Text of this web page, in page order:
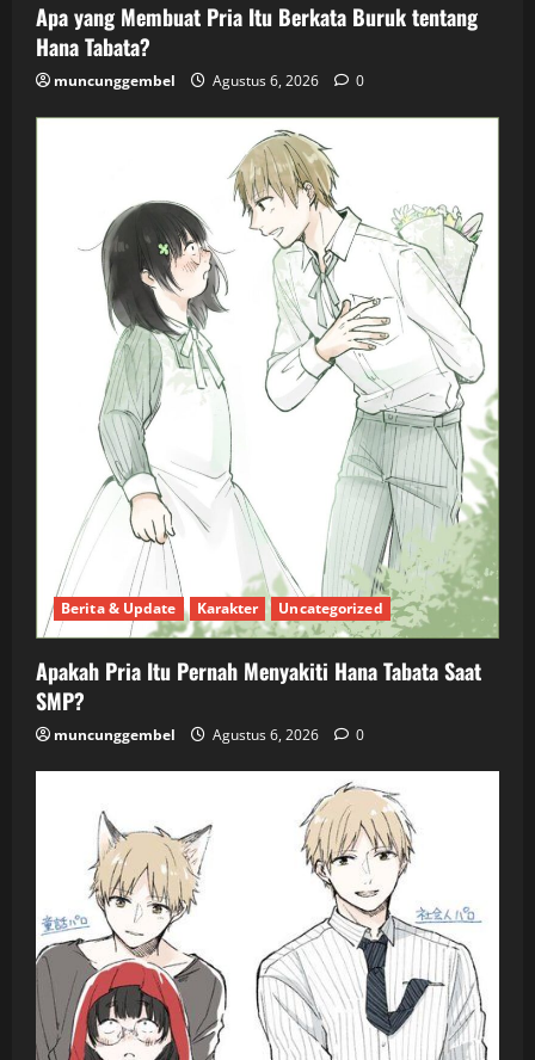
Apa yang Membuat Pria Itu Berkata Buruk tentang
Hana Tabata?
muncunggembel Agustus 6, 2026 0
Berita & Update Karakter Uncategorized
Apakah Pria Itu Pernah Menyakiti Hana Tabata Saat
SMP?
muncunggembel Agustus 6, 2026 0